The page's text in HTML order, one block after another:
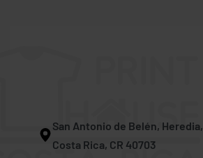
San Antonio de Belén, Heredia,
Costa Rica, CR 40703